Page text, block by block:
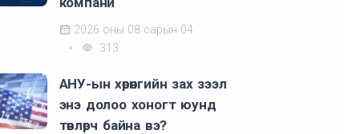
2026 оны 08 сарын 04
313
АНУ-ын хөрөнгийн зах зээл
энэ долоо хоногт юунд
төвлөрч байна вэ?